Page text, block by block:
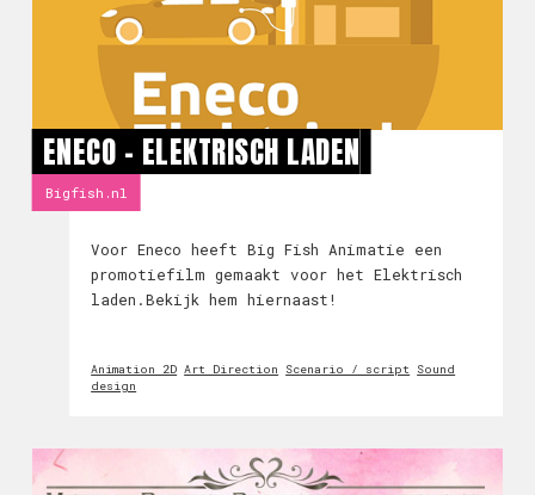
ENECO - ELEKTRISCH LADEN
Bigfish.nl
Voor Eneco heeft Big Fish Animatie een
promotiefilm gemaakt voor het Elektrisch
laden.Bekijk hem hiernaast!
Animation 2D Art Direction Scenario / script
Sound
design